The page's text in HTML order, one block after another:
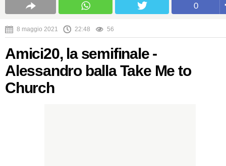
0
8 maggio 2021 22:48 56
Amici20, la semifinale -
Alessandro balla Take Me to
Church